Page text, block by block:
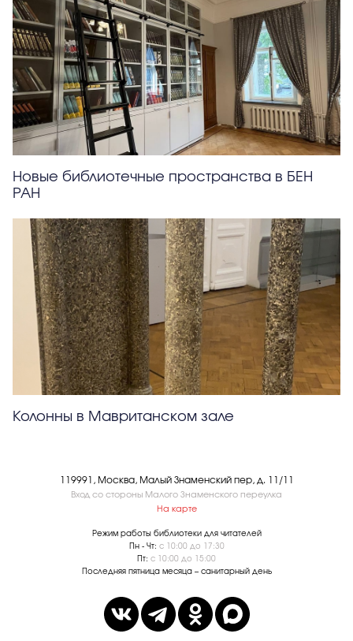
Новые библиотечные пространства в БЕН
РАН
Колонны в Мавританском зале
119991, Москва, Малый Знаменский пер, д. 11/11
Вход со стороны Малого Знаменского переулка
На карте
Режим работы библиотеки для читателей
Пн - Чт: с 10:00 до 17:30
Пт: с 10:00 до 15:00
Последняя пятница месяца – санитарный день